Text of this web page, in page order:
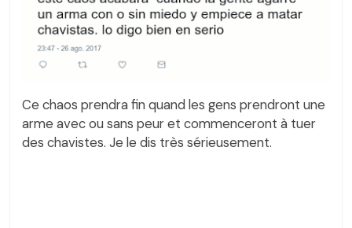
Ce chaos prendra fin quand les gens prendront une
arme avec ou sans peur et commenceront à tuer
des chavistes. Je le dis très sérieusement.